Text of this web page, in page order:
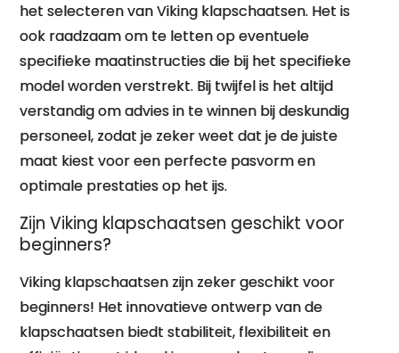
het selecteren van Viking klapschaatsen. Het is
ook raadzaam om te letten op eventuele
specifieke maatinstructies die bij het specifieke
model worden verstrekt. Bij twijfel is het altijd
verstandig om advies in te winnen bij deskundig
personeel, zodat je zeker weet dat je de juiste
maat kiest voor een perfecte pasvorm en
optimale prestaties op het ijs.
Zijn Viking klapschaatsen geschikt voor
beginners?
Viking klapschaatsen zijn zeker geschikt voor
beginners! Het innovatieve ontwerp van de
klapschaatsen biedt stabiliteit, flexibiliteit en